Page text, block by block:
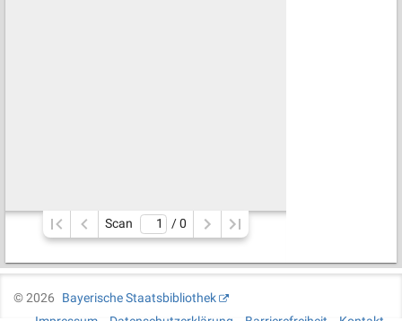
Scan / 0
©2026
Bayerische Staatsbibliothek